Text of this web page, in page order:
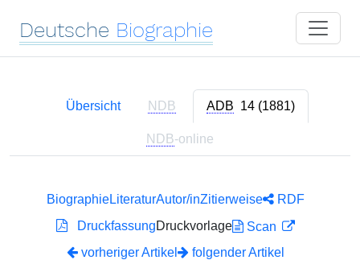
Deutsche Biographie
Übersicht NDB ADB 14 (1881)
NDB-online
BiographieLiteraturAutor/inZitierweise
RDF
DruckfassungDruckvorlage
Scan
vorheriger Artikel
folgender Artikel